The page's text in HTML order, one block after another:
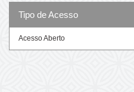
Tipo de Acesso
Acesso Aberto